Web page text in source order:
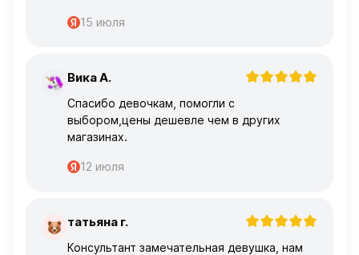
15 июля
В Вика А.
Спасибо девочкам, помогли с
выбором,цены дешевле чем в других
магазинах.
12 июля
Т татьяна г.
Консультант замечательная девушка, нам